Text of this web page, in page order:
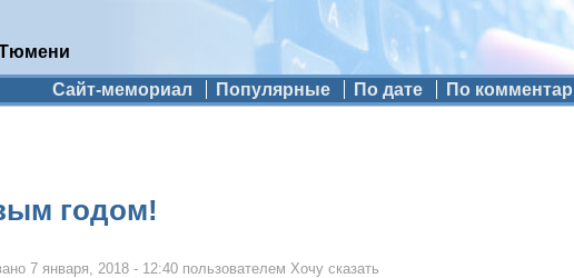
Сайт-мемориал Популярные По дате По
годом!
7 января, 2018 - 12:40 пользователем Хочу сказать